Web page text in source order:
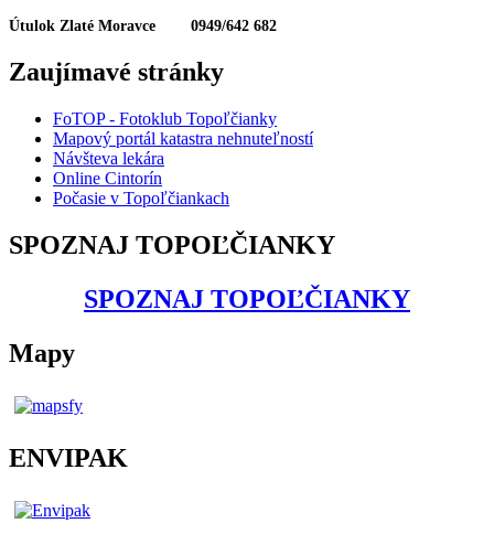
Útulok Zlaté Moravce 0949/642 682
Zaujímavé stránky
FoTOP - Fotoklub Topoľčianky
Mapový portál katastra nehnuteľností
Návšteva lekára
Online Cintorín
Počasie v Topoľčiankach
SPOZNAJ TOPOĽČIANKY
SPOZNAJ TOPOĽČIANKY
Mapy
ENVIPAK